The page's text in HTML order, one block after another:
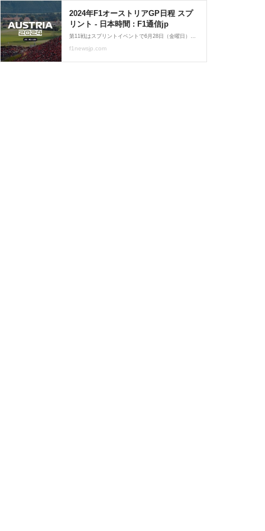
2024年F1オーストリアGP日程 スプ
リント - 日本時間 : F1通信jp
第11戦はスプリントイベントで6月28日（金曜日）から6月30日（日曜日）
f1newsjp.com